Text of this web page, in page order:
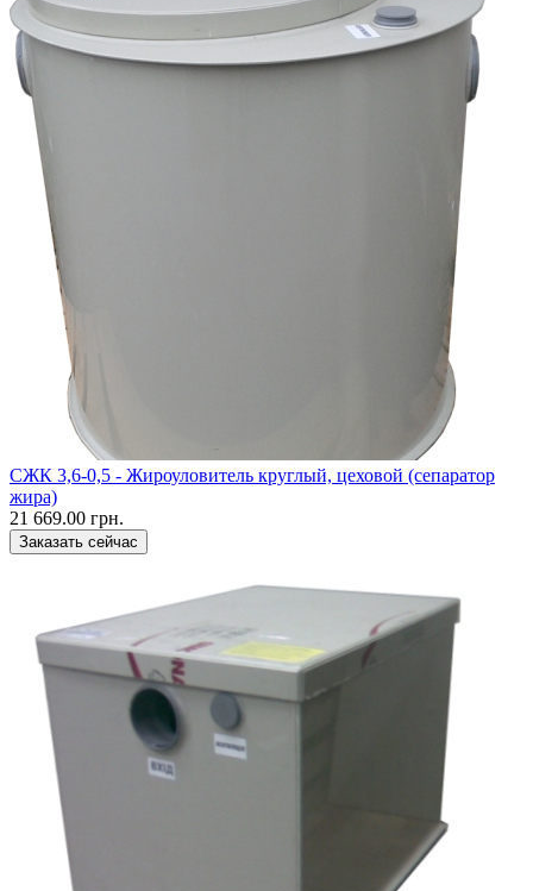
CЖК 3,6-0,5 - Жироуловитель круглый, цеховой (сепаратор
жира)
21 669.00 грн.
Заказать сейчас